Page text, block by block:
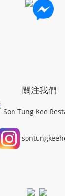
關注我們
Son Tung Kee